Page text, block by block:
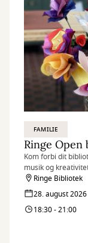
FAMILIE
Ringe Open
Kom forbi dit
musik og
Ringe Bibliotek
28. august 2026
18:30 - 21:00